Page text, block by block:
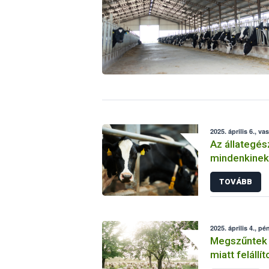
2025. április 6.,
Az
tartania
TOVÁBB
2025. április 4.,
miatt